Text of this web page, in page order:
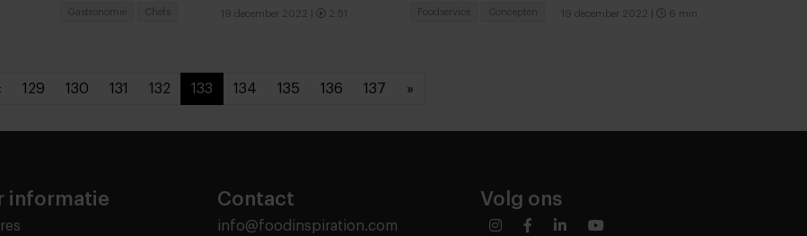
19 december 2022 2:51
Gastronomie Chefs 19 december 2022 6 min
Foodservice Concepten
129 130 131 132 133 134 135 136 137 »
informatie Contact
info@foodinspiration.com
Volg ons